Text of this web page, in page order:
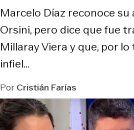
Marcelo Díaz reconoce
Orsini, pero dice que fue
Millaray Viera y que, por
infiel...
PorCristián Farías